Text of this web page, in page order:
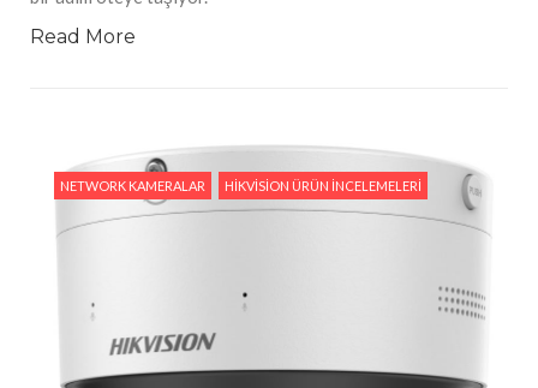
Read More
NETWORK KAMERALAR HIKVISION ÜRÜN İNCELEMELERI